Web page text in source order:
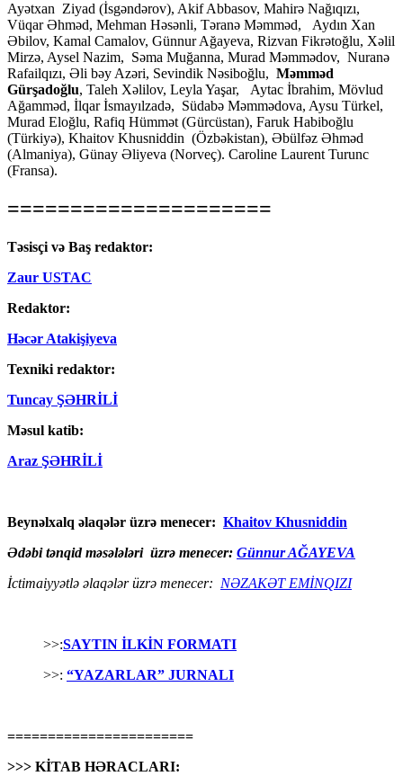
Ayətxan Ziyad (İsgəndərov), Akif Abbasov, Mahirə Nağıqızı,
Vüqar Əhməd, Mehman Həsənli, Təranə Məmməd, Aydın Xan
Əbilov, Kamal Camalov, Günnur Ağayeva, Rizvan Fikrətoğlu, Xəlil
Mirzə, Aysel Nazim, Səma Muğanna, Murad Məmmədov, Nuranə
Rafailqızı, Əli bəy Azəri, Sevindik Nəsiboğlu, Məmməd
Gürşadoğlu, Taleh Xəlilov, Leyla Yaşar, Aytac İbrahim, Mövlud
Ağamməd, İlqar İsmayılzadə, Südabə Məmmədova, Aysu Türkel,
Murad Eloğlu, Rafiq Hümmət (Gürcüstan), Faruk Habiboğlu
(Türkiyə), Khaitov Khusniddin (Özbəkistan), Əbülfəz Əhməd
(Almaniya), Günay Əliyeva (Norveç). Caroline Laurent Turunc
(Fransa).
=====================
Təsisçi və Baş redaktor:
Zaur USTAC
Redaktor:
Həcər Atakişiyeva
Texniki redaktor:
Tuncay ŞƏHRİLİ
Məsul katib:
Araz ŞƏHRİLİ
Beynəlxalq əlaqələr üzrə menecer: Khaitov Khusniddin
Ədəbi tənqid məsələləri üzrə menecer: Günnur AĞAYEVA
İctimaiyyətlə əlaqələr üzrə menecer: NƏZAKƏT EMİNQIZI
>>:SAYTIN İLKİN FORMATI
>>: “YAZARLAR” JURNALI
=======================
>>> KİTAB HƏRACLARI: